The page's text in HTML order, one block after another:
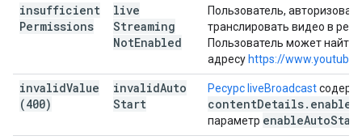
insufficient
Permissions
live
Streaming
NotEnabled
Пользователь,
транслировать видео в
Пользователь может
адресу https://
invalidValue
(400)
invalidAuto
Start
Ресурс liveBroadcast
contentDetails. enable
параметр enableAuto